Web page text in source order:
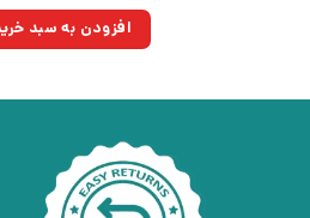
بود.
افزودن به سبد